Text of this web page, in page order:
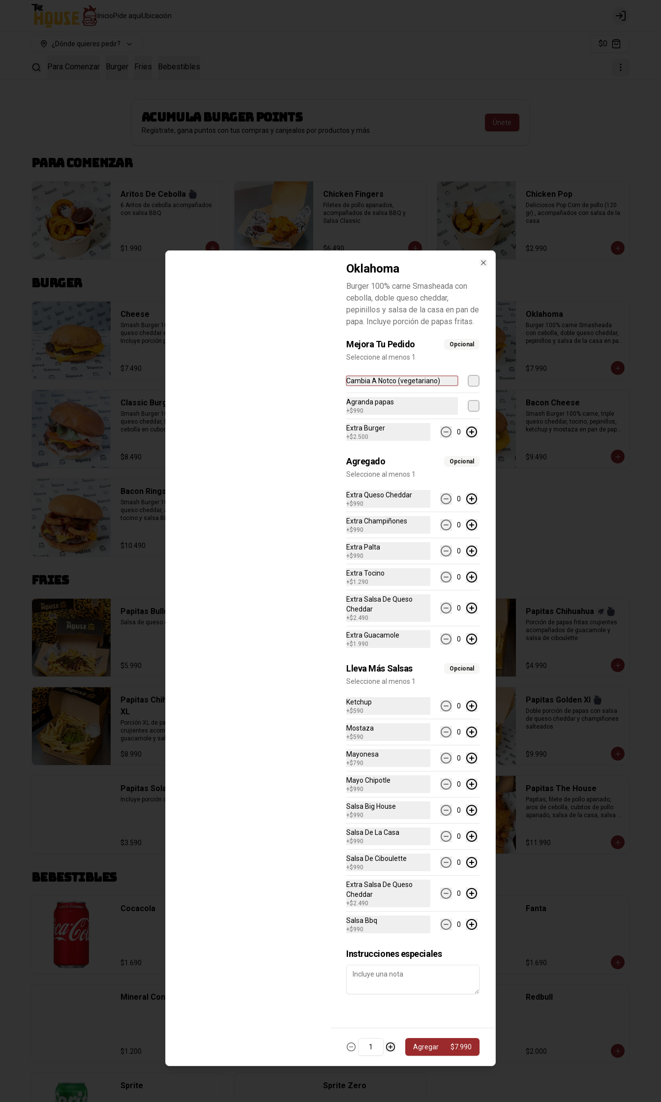
InicioPide aquíUbicación
Login
¿Dónde quieres pedir? $0
Para Comenzar Burger Fries Bebestibles
AcumulaBurger points
Regístrate, gana puntos con tus compras y canjealos por productos y más
Únete
Para Comenzar
Aritos De Cebolla
6 Aritos de cebolla acompañados
con salsa BBQ
$1.990
Chicken Fingers
Filetes de pollo apanados,
acompañados de salsa BBQ y
Salsa Classic
$6.490
Chicken Pop
Deliciosos Pop Corn de pollo (120
gr) , acompañados con salsa de la
casa
$2.990
Burger
Cheese
Smash Burger 100% carne, triple
queso cheddar en pan de papa.
Incluye porción pequeña de papas
$7.490
Cuarto De Libra
Smash Burger 100 % carne, doble
ketchup y mayo en pan de papa.
Incluye porción de papas fritas."
Oklahoma
Burger 100% carne Smasheada
con cebolla, doble queso cheddar,
pepinillos y salsa de la casa en pan
$7.990
Classic Burger
Smash Burger 100% carne, doble
queso cheddar, lechuga, tomate,
cebolla en cubos y salsa de la casa
$8.490
Hawaiian
Smash Burger 100% carne, queso
mayo chipotle. En pan de papa.
Incluye porción de papas fritas.
Bacon Cheese
Smash Burger 100% carne, triple
queso cheddar, tocino, pepinillos,
ketchup y mostaza en pan de papa.
$9.490
Bacon Rings
Smash Burger 100% carne, doble
queso cheddar, aritos de cebolla,
tocino y salsa BBQ, en pan de papa.
$10.490
Big House
Homenaje a la burger más vendida
del mundo. Doble Smash Burger,
lechuga, cebolla en cubos, queso
cheddar, pepinillos, salsa "Big Mc"
en pan de papas. Incluye porción de
$10.990
Fries
Papitas Bulldog
Salsa de queso cheddar y tocino
$5.990
Papitas Bulldog Xl
Doble porción de papas con salsa
Papitas Chihuahua
Porción de papas fritas crujientes
acompañados de guacamole y
salsa de ciboulette
$4.990
Papitas Chihuahua
XL
Porción XL de papas fritas
crujientes acompañados de
guacamole y salsa de ciboulette
$8.990
Papitas Golden
Salsa de queso cheddar y
champiñones salteados
Papitas Golden Xl
Doble porción de papas con salsa
de queso cheddar y champiñones
salteados
$9.990
Papitas Solas
Incluye porción de salsa de la casa
$3.590
Papitas Solas Xl
Doble porción de papas. Incluye
porción de salsa de la casa
Papitas The House
Papitas, filete de pollo apanado,
aros de cebolla, cubitos de pollo
apanado, salsa de la casa, salsa
$11.990
Bebestibles
Cocacola
$1.690
Cocacola Zero Fanta
$1.690
Mineral Con Gas
$1.200
Mineral Sin Gas Redbull
$2.000
Sprite Sprite Zero
Oklahoma
Burger 100% carne Smasheada con
cebolla, doble queso cheddar,
pepinillos y salsa de la casa en pan de
papa. Incluye porción de papas fritas.
Mejora Tu Pedido Opcional
Seleccione al menos 1
Cambia A Notco (vegetariano)
Agranda papas
+$990
Extra Burger
+$2.500
0
Agregado Opcional
Seleccione al menos 1
Extra Queso Cheddar
+$990
0
Extra Champiñones
+$990
0
Extra Palta
+$990
0
Extra Tocino
+$1.290
0
Extra Salsa De Queso
Cheddar
+$2.490
0
Extra Guacamole
+$1.990
0
Lleva Más Salsas Opcional
Seleccione al menos 1
Ketchup
+$590
0
Mostaza
+$590
0
Mayonesa
+$790
0
Mayo Chipotle
+$990
0
Salsa Big House
+$990
0
Salsa De La Casa
+$990
0
Salsa De Ciboulette
+$990
0
Extra Salsa De Queso
Cheddar
+$2.490
0
Salsa Bbq
+$990
0
Instrucciones especiales
Agregar $7.990